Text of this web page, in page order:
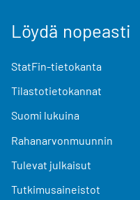
Löydä nopeasti
StatFin-tietokanta
Tilastotietokannat
Suomi lukuina
Rahanarvonmuunnin
Tulevat julkaisut
Tutkimusaineistot